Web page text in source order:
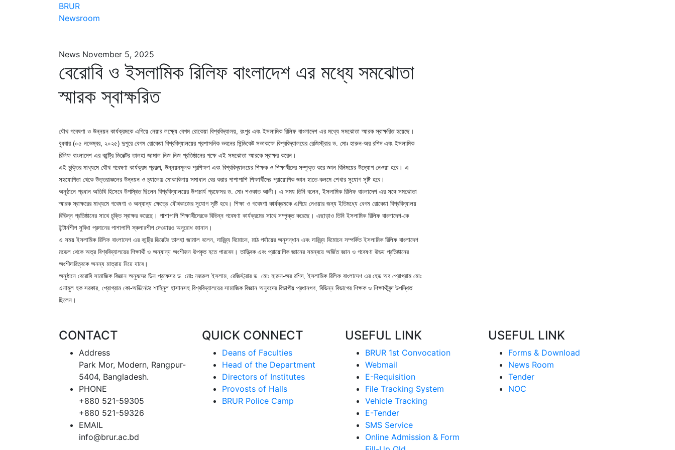
BRUR
Newsroom
News November 5, 2025
বেরোবি ও ইসলামিক রিলিফ বাংলাদেশ এর মধ্যে সমঝোতা
স্মারক স্বাক্ষরিত
যৌথ গবেষণা ও উন্নয়ন কার্যক্রমকে এগিয়ে নেয়ার লক্ষ্যে বেগম রোকেয়া বিশ্ববিদ্যালয়, রংপুর এবং ইসলামিক রিলিফ বাংলাদেশ এর মধ্যে সমঝোতা স্মারক স্বাক্ষরিত হয়েছে।
বুধবার (০৫ নভেম্বর, ২০২৫) দুপুরে বেগম রোকেয়া বিশ্ববিদ্যালয়ের প্রশাসনিক ভবনের সিন্ডিকেট সভাকক্ষে বিশ্ববিদ্যালয়ের রেজিস্ট্রার ড. মোঃ হারুন-অর রশিদ এবং ইসলামিক
রিলিফ বাংলাদেশ এর কান্ট্রি ডিরেক্টর তালহা জামাল নিজ নিজ প্রতিষ্ঠানের পক্ষে এই সমঝোতা স্মারকে স্বাক্ষর করেন।
এই চুক্তির মাধ্যমে যৌথ গবেষণা কার্যক্রম প্রকল্প, উন্নয়নমূলক প্রশিক্ষণ এবং বিশ্ববিদ্যালয়ের শিক্ষক ও শিক্ষার্থীদের সম্পৃক্ত করে জ্ঞান বিনিময়ের উদ্যোগ নেওয়া হবে। এ
সহযোগিতা থেকে উত্তরাঞ্চলের উন্নয়ন ও চ্যালেঞ্জ মোকাবিলায় সমাধান বের করার পাশাপাশি শিক্ষার্থীদের প্রায়োগিক জ্ঞান হাতে-কলমে শেখার সুযোগ সৃষ্টি হবে।
অনুষ্ঠানে প্রধান অতিথি হিসেবে উপস্থিত ছিলেন বিশ্ববিদ্যালয়ের উপাচার্য প্রফেসর ড. মোঃ শওকাত আলী। এ সময় তিনি বলেন, ইসলামিক রিলিফ বাংলাদেশ এর সঙ্গে সমঝোতা
স্মারক স্বাক্ষরের মাধ্যমে গবেষণা ও অন্যান্য ক্ষেত্রে যৌথকাজের সুযোগ সৃষ্টি হবে। শিক্ষা ও গবেষণা কার্যক্রমকে এগিয়ে নেওয়ার জন্য ইতিমধ্যে বেগম রোকেয়া বিশ্ববিদ্যালয়
বিভিন্ন প্রতিষ্ঠানের সাথে চুক্তি স্বাক্ষর করেছে। পাশাপাশি শিক্ষার্থীদেরকে বিভিন্ন গবেষণা কার্যক্রমের সাথে সম্পৃক্ত করেছে। এছাড়াও তিনি ইসলামিক রিলিফ বাংলাদেশ-কে
ইন্টার্নশীপ সুবিধা প্রদানের পাশাপাশি স্কলারশীপ দেওয়ারও অনুরোধ জানান।
এ সময় ইসলামিক রিলিফ বাংলাদেশ এর কান্ট্রি ডিরেক্টর তালহা জামাল বলেন, দারিদ্র্য বিমোচন, মাঠ পর্যায়ের অনুসন্ধান এবং দারিদ্র্য বিমোচন সম্পর্কিত ইসলামিক রিলিফ বাংলাদেশ
মডেল থেকে অত্র বিশ্ববিদ্যালয়ের শিক্ষার্থী ও অন্যান্য অংশীজন উপকৃত হতে পারবেন। তাত্ত্বিক এবং প্রায়োগিক জ্ঞানের সমন্বয়ে অর্জিত জ্ঞান ও গবেষণা উভয় প্রতিষ্ঠানের
অংশীদারিত্বকে অনন্য মাত্রায় নিয়ে যাবে।
অনুষ্ঠানে বেরোবি সামাজিক বিজ্ঞান অনুষদের ডিন প্রফেসর ড. মোঃ নজরুল ইসলাম, রেজিস্ট্রার ড. মোঃ হারুন-অর রশিদ, ইসলামিক রিলিফ বাংলাদেশ এর হেড অব প্রোগ্রাম মোঃ
এনামুল হক সরকার, প্রোগ্রাম কো-অর্ডিনেটর শাহিনুল হাসানসহ বিশ্ববিদ্যালয়ের সামাজিক বিজ্ঞান অনুষদের বিভাগীয় প্রধানগণ, বিভিন্ন বিভাগের শিক্ষক ও শিক্ষার্থীবৃন্দ উপস্থিত
ছিলেন।
CONTACT
Address
Park Mor, Modern, Rangpur-
5404, Bangladesh.
PHONE
+880 521-59305
+880 521-59326
EMAIL
info@brur.ac.bd
QUICK CONNECT
Deans of Faculties
Head of the Department
Directors of Institutes
Provosts of Halls
BRUR Police Camp
USEFUL LINK
BRUR 1st Convocation
Webmail
E-Requisition
File Tracking System
Vehicle Tracking
E-Tender
SMS Service
Online Admission & Form
USEFUL LINK
Forms & Download
News Room
Tender
NOC